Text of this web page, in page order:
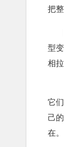
把
型
相
它
己
在。